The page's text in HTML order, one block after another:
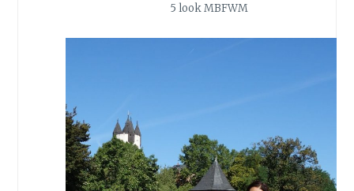
5 look MBFWM